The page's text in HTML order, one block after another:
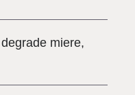
miere,